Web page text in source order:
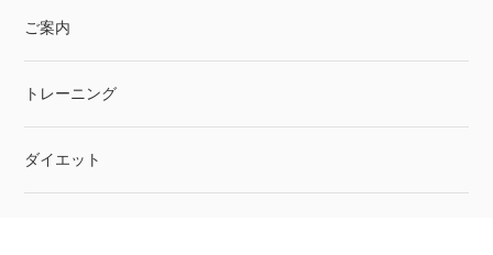
ご案内
トレーニング
ダイエット